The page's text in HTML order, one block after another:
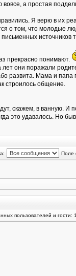
а простая
Я верю в их
о том, что молодые
источников
прекрасно понимают.
лет они поражали
развита. Мама и папа
строилось общение.
скажем, в ванную. И
это удавалось. Но
Поле
пользователей и гости: